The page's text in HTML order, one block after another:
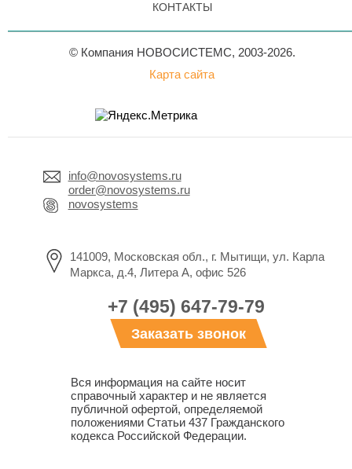
КОНТАКТЫ
© Компания НОВОСИСТЕМС, 2003-2026.
Карта сайта
info@novosystems.ru
order@novosystems.ru
novosystems
141009, Московская обл., г. Мытищи, ул. Карла
Маркса, д.4, Литера А, офис 526
+7 (495) 647-79-79
Заказать звонок
Вся информация на сайте носит
справочный характер и не является
публичной офертой, определяемой
положениями Статьи 437 Гражданского
кодекса Российской Федерации.